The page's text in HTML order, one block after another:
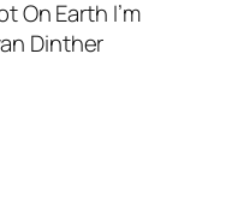
On Earth I’m
Dinther